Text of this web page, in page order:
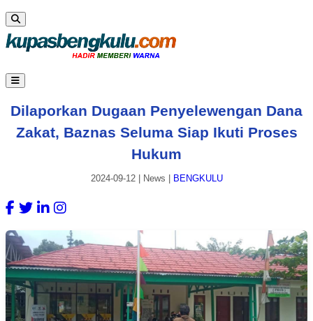
Dilaporkan Dugaan Penyelewengan Dana
Zakat, Baznas Seluma Siap Ikuti Proses
Hukum
2024-09-12| News BENGKULU